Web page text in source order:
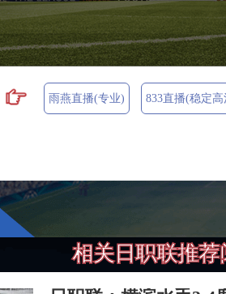
雨燕直播(专业) 833直播(稳定高
相关日职联推荐